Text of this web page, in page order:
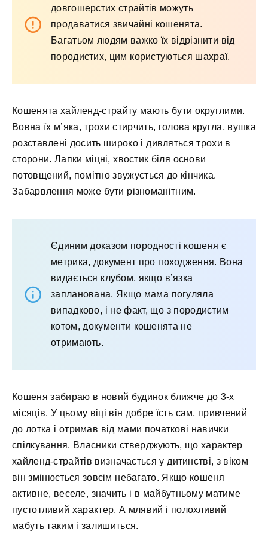
довгошерстих страйтів можуть
продаватися звичайні кошенята.
Багатьом людям важко їх відрізнити від
породистих, цим користуються шахраї.
Кошенята хайленд-страйту мають бути округлими.
Вовна їх м’яка, трохи стирчить, голова кругла, вушка
розставлені досить широко і дивляться трохи в
сторони. Лапки міцні, хвостик біля основи
потовщений, помітно звужується до кінчика.
Забарвлення може бути різноманітним.
Єдиним доказом породності кошеня є
метрика, документ про походження. Вона
видається клубом, якщо в’язка
запланована. Якщо мама погуляла
випадково, і не факт, що з породистим
котом, документи кошенята не
отримають.
Кошеня забираю в новий будинок ближче до 3-х
місяців. У цьому віці він добре їсть сам, привчений
до лотка і отримав від мами початкові навички
спілкування. Власники стверджують, що характер
хайленд-страйтів визначається у дитинстві, з віком
він змінюється зовсім небагато. Якщо кошеня
активне, веселе, значить і в майбутньому матиме
пустотливий характер. А млявий і полохливий
мабуть таким і залишиться.